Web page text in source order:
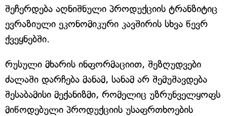
შეჩერდება აღნიშნული პროდუქციის ტრანზიტიც
ევრაზიული ეკონომიკური კავშირის სხვა წევრ
ქვეყნებში.
რუსული მხარის ინფორმაციით, შეზღუდვები
ძალაში დარჩება მანამ, სანამ არ შემუშავდება
შესაბამისი მექანიზმი, რომელიც უზრუნველყოფს
მიწოდებული პროდუქციის უსაფრთხოების